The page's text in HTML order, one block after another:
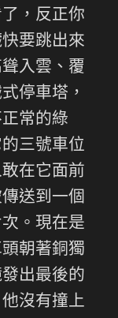
，反正你
要跳出來
入雲、覆
停車塔，
常的綠
三號車位
在它面前
送到一個
。現在是
朝著銅獨
出最後的
沒有撞上